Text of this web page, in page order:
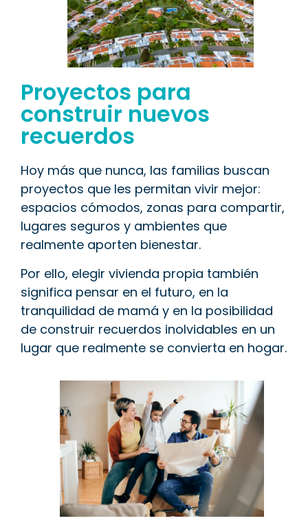
Proyectos para
construir nuevos
recuerdos
Hoy más que nunca, las familias buscan
proyectos que les permitan vivir mejor:
espacios cómodos, zonas para compartir,
lugares seguros y ambientes que
realmente aporten bienestar.
Por ello, elegir vivienda propia también
significa pensar en el futuro, en la
tranquilidad de mamá y en la posibilidad
de construir recuerdos inolvidables en un
lugar que realmente se convierta en hogar.